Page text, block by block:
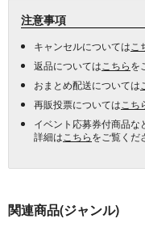
注意事項
キャンセルについては こ
返品については こちらを
おまとめ配送については
再販投票については こち
イベント応募券付商品な
詳細は こちらをご覧くだ
関連商品(ジャンル)